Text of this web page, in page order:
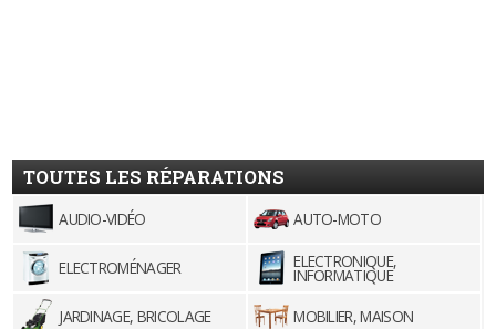
TOUTES LES RÉPARATIONS
AUDIO-VIDÉO AUTO-MOTO
ELECTROMÉNAGER ELECTRONIQUE,
INFORMATIQUE
JARDINAGE, BRICOLAGE
MOBILIER, MAISON